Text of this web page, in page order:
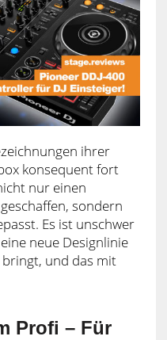
ihrer
konsequent fort
nur einen
sondern
Es ist unschwer
neue Designlinie
und das mit
Profi – Für